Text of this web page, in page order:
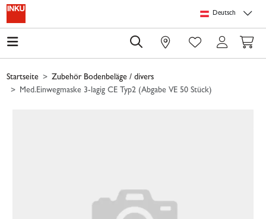
Springe zu Hauptinhalt
Deutsch
0
Startseite
Zubehör Bodenbeläge / divers
Med.Einwegmaske 3-lagig CE Typ2 (Abgabe VE 50 Stück)